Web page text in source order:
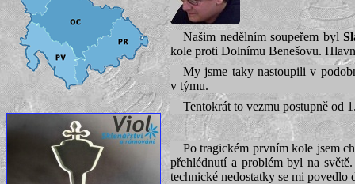
Našim nedělním soupeřem byl
kole proti Dolnímu Benešovu.
My jsme taky nastoupili v
v týmu.
Tentokrát to vezmu postupně od
Po tragickém prvním kole jsem
přehlédnutí a problém byl na
technické nedostatky se mi povedlo